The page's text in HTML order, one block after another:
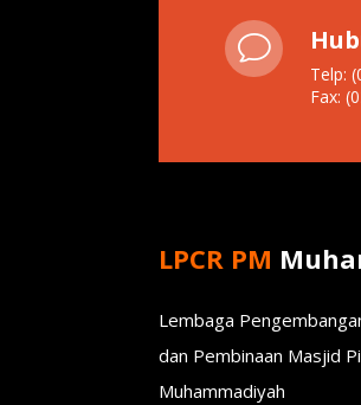
v
Telp:
Fax:
LPCR PM
Lembaga
dan Pembinaan Masjid
Muhammadiyah